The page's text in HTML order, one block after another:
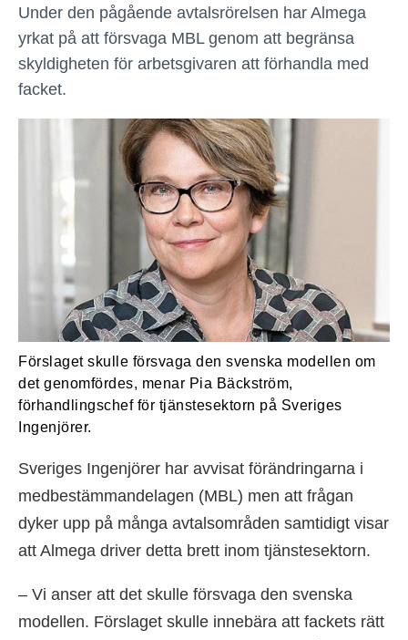
Under den pågående avtalsrörelsen har Almega
yrkat på att försvaga MBL genom att begränsa
skyldigheten för arbetsgivaren att förhandla med
facket.
Förslaget skulle försvaga den svenska modellen om
det genomfördes, menar Pia Bäckström,
förhandlingschef för tjänstesektorn på Sveriges
Ingenjörer.
Sveriges Ingenjörer har avvisat förändringarna i
medbestämmandelagen (MBL) men att frågan
dyker upp på många avtalsområden samtidigt visar
att Almega driver detta brett inom tjänstesektorn.
– Vi anser att det skulle försvaga den svenska
modellen. Förslaget skulle innebära att fackets rätt